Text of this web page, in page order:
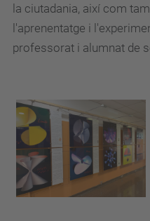
la ciutadania, així com
l'aprenentatge i
professorat i alumnat de